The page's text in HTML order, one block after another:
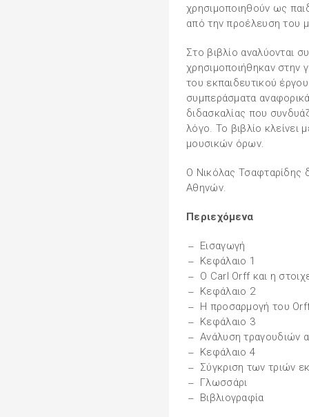
χρησιμοποιηθούν ως
από την προέλευση του
Στο βιβλίο αναλύονται
χρησιμοποιήθηκαν στην
του εκπαιδευτικού
συμπεράσματα
διδασκαλίας που
λόγο. Το βιβλίο κλείνει
μουσικών όρων.
Ο Νικόλας Τσαφταρίδης
Αθηνών.
Περιεχόμενα
Εισαγωγή
Κεφάλαιο 1
Ο Carl Orff και η
Κεφάλαιο 2
Η προσαρμογή του
Κεφάλαιο 3
Ανάλυση τραγουδιών
Κεφάλαιο 4
Σύγκριση των τριών
Γλωσσάρι
Βιβλιογραφία